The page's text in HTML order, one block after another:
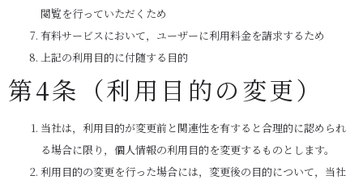
閲覧を行っていただくため
有料サービスにおいて，ユーザーに利用料金を請求するため
上記の利用目的に付随する目的
第4条（利用目的の変更）
当社は，利用目的が変更前と関連性を有すると合理的に認められ
る場合に限り，個人情報の利用目的を変更するものとします。
利用目的の変更を行った場合には，変更後の目的について，当社